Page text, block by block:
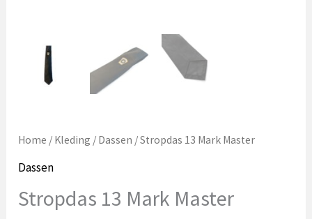
Home / Kleding / Dassen / Stropdas 13 Mark Master
Dassen
Stropdas 13 Mark Master